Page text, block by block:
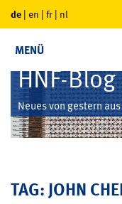
de | en | fr | nl
MENÜ
HNF-Blog
Neues von gestern
TAG: JOHN